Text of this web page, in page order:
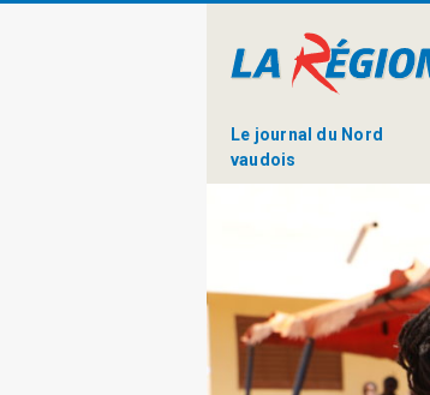
Le journal du Nord
vaudois